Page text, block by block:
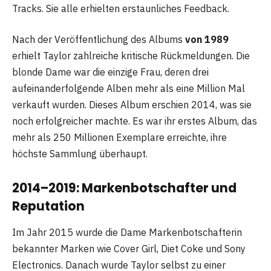
Tracks. Sie alle erhielten erstaunliches Feedback.
Nach der Veröffentlichung des Albums von 1989
erhielt Taylor zahlreiche kritische Rückmeldungen. Die
blonde Dame war die einzige Frau, deren drei
aufeinanderfolgende Alben mehr als eine Million Mal
verkauft wurden. Dieses Album erschien 2014, was sie
noch erfolgreicher machte. Es war ihr erstes Album, das
mehr als 250 Millionen Exemplare erreichte, ihre
höchste Sammlung überhaupt.
2014–2019: Markenbotschafter und
Reputation
Im Jahr 2015 wurde die Dame Markenbotschafterin
bekannter Marken wie Cover Girl, Diet Coke und Sony
Electronics. Danach wurde Taylor selbst zu einer